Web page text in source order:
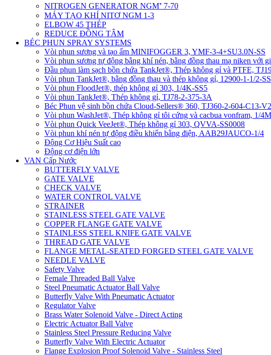
NITROGEN GENERATOR NGM⁺ 7-70
MÁY TẠO KHÍ NITƠ NGM 1-3
ELBOW 45 THÉP
REDUCE ĐỒNG TÂM
BÉC PHUN SPRAY SYSTEMS
Vòi phun sương và tạo ẩm MINIFOGGER 3, YMF-3-4+SU3.0N-SS
Vòi phun sương tự động bằng khí nén, bằng đồng thau mạ niken với
Đầu phun làm sạch bồn chứa TankJet®, Thép không gỉ và PTFE,
Vòi phun TankJet®, bằng đồng thau và thép không gỉ, 12900-1-1/2-SS
Vòi phun FloodJet®, thép không gỉ 303, 1/4K-SS5
Vòi phun TankJet®, Thép không gỉ, TJ78-2-375-3A
Béc Phun vệ sinh bồn chứa Cloud-Sellers® 360, TJ360-2-604-C13-
Vòi phun WashJet®, Thép không gỉ tôi cứng và cacbua vonfram, 1/
Vòi phun Quick VeeJet®, Thép không gỉ 303, QVVA-SS0008
Vòi phun khí nén tự động điều khiển bằng điện, AAB29JAUCO-1/4
Động Cơ Hiệu Suất cao
Động cơ điện lớn
VAN Cấp Nước
BUTTERFLY VALVE
GATE VALVE
CHECK VALVE
WATER CONTROL VALVE
STRAINER
STAINLESS STEEL GATE VALVE
COPPER FLANGE GATE VALVE
STAINLESS STEEL KNIFE GATE VALVE
THREAD GATE VALVE
FLANGE METAL-SEATED FORGED STEEL GATE VALVE
NEEDLE VALVE
Safety Valve
Female Threaded Ball Valve
Steel Pneumatic Actuator Ball Valve
Butterfly Valve With Pneumatic Actuator
Regulator Valve
Brass Water Solenoid Valve - Direct Acting
Electric Actuator Ball Valve
Stainless Steel Pressure Reducing Valve
Butterfly Valve With Electric Actuator
Flange Explosion Proof Solenoid Valve - Stainless Steel